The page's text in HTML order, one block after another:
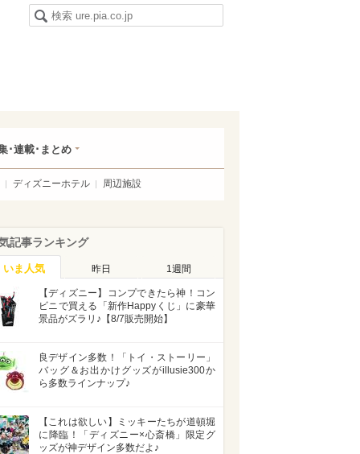
･連載･まとめ
ディズニーホテル 周辺施設
記事ランキング
いま人気 昨日 1週間
【ディズニー】コンプできたら神！コン
ビニで買える「新作Happyくじ」に豪華
景品がズラリ♪【8/7販売開始】
良デザイン多数！「トイ・ストーリー」
バッグ＆お出かけグッズがillusie300か
ら多数ラインナップ♪
【これは欲しい】ミッキーたちが道頓堀
に降臨！「ディズニー×心斎橋」限定グ
ッズが神デザイン多数だよ♪